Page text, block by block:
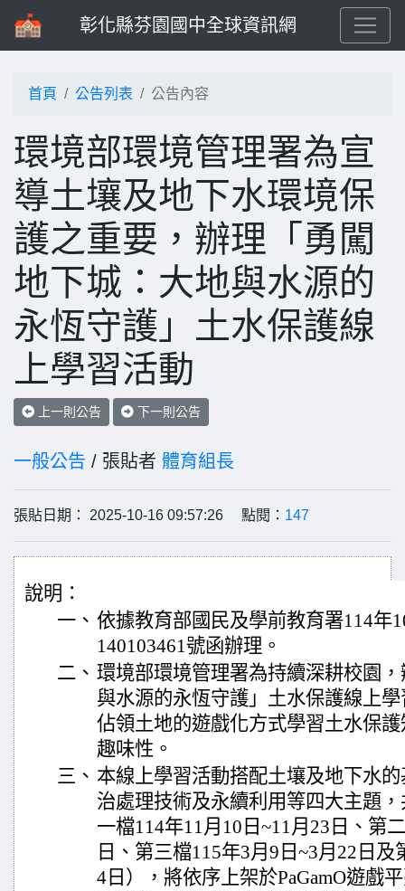
彰化縣芬園國中全球資訊網
首頁 公告列表 公告內容
環境部環境管理署為宣
導土壤及地下水環境保
護之重要，辦理「勇闖
地下城：大地與水源的
永恆守護」土水保護線
上學習活動
上一則公告 下一則公告
一般公告 / 張貼者 體育組長
張貼日期： 2025-10-16 09:57:26 點閱： 147
說明：
一、 依據教育部國民及學前教育署114年
140103461號函辦理。
二、 環境部環境管理署為持續深耕校園
與水源的永恆守護」土水保護線上
佔領土地的遊戲化方式學習土水保
趣味性。
三、 本線上學習活動搭配土壤及地下水
治處理技術及永續利用等四大主題
一檔114年11月10日~11月23日、第
日、第三檔115年3月9日~3月22日
4日），將依序上架於PaGamO遊戲